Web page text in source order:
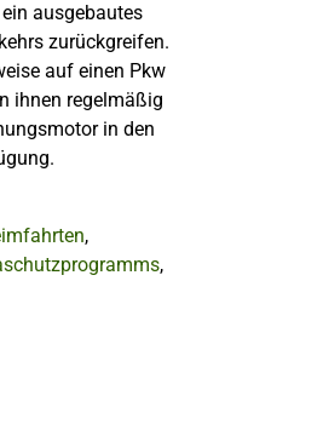
ausgebautes
zurückgreifen.
auf einen Pkw
ihnen regelmäßig
in den
,
,